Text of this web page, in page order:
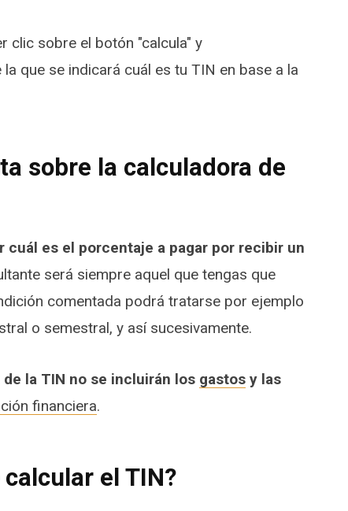
clic sobre el botón "calcula" y
que se indicará cuál es tu TIN en base a la
sobre la calculadora de
cuál es el porcentaje a pagar por recibir un
será siempre aquel que tengas que
comentada podrá tratarse por ejemplo
o semestral, y así sucesivamente.
la TIN no se incluirán los gastos y las
financiera.
el TIN?